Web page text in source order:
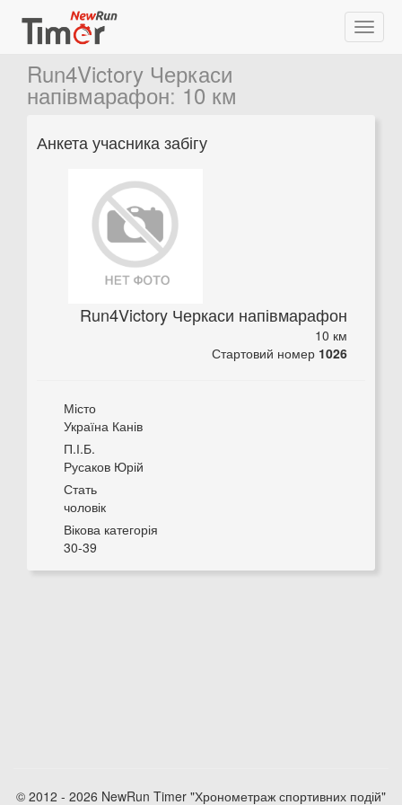
Run4Victory Черкаси
напівмарафон:10 км
Анкета учасника забігу
Run4Victory Черкаси напівмарафон
10 км
Стартовий номер 1026
Місто
Україна Канів
П.І.Б.
Русаков Юрій
Стать
чоловік
Вікова категорія
30-39
© 2012 - 2026 NewRun Timer "Хронометраж спортивних подій"